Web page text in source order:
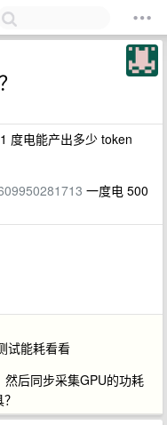
度电能产出多少 token
一度电 500
试能耗看看
后同步采集GPU的功耗